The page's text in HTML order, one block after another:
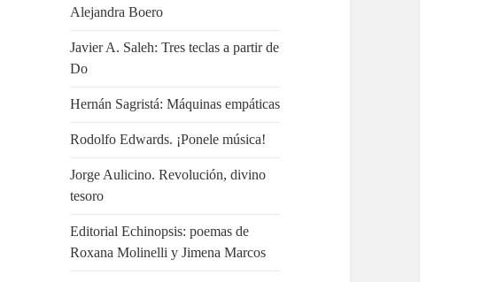
Alejandra Boero
Javier A. Saleh: Tres teclas a partir de
Do
Hernán Sagristá: Máquinas empáticas
Rodolfo Edwards. ¡Ponele música!
Jorge Aulicino. Revolución, divino
tesoro
Editorial Echinopsis: poemas de
Roxana Molinelli y Jimena Marcos